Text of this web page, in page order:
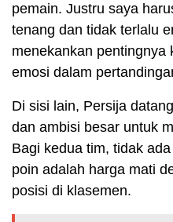
pemain. Justru saya
tenang dan tidak terlalu
menekankan pentingnya
emosi dalam
Di sisi lain, Persija
dan ambisi besar untuk
Bagi kedua tim, tidak
poin adalah harga mati
posisi di klasemen.